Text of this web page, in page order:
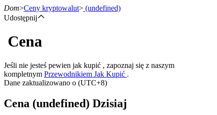
Kontrakty terminowe
Dom>Ceny kryptowalut> (undefined)
Udostępnij
Cena
Jeśli nie jesteś pewien jak kupić , zapoznaj się z naszym
kompletnym Przewodnikiem Jak Kupić .
Dane zaktualizowano o (UTC+8)
Cena (undefined) Dzisiaj